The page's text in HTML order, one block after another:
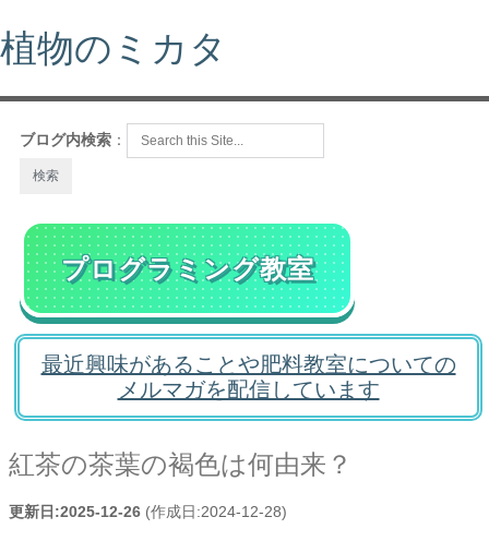
植物のミカタ
ブログ内検索 ：
プログラミング教室
最近興味があることや肥料教室についての
メルマガを配信しています
紅茶の茶葉の褐色は何由来？
更新日:2025-12-26 (作成日:2024-12-28)